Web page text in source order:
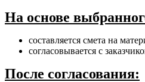
На основе
составляется смета на
согласовывается с
После согласования: